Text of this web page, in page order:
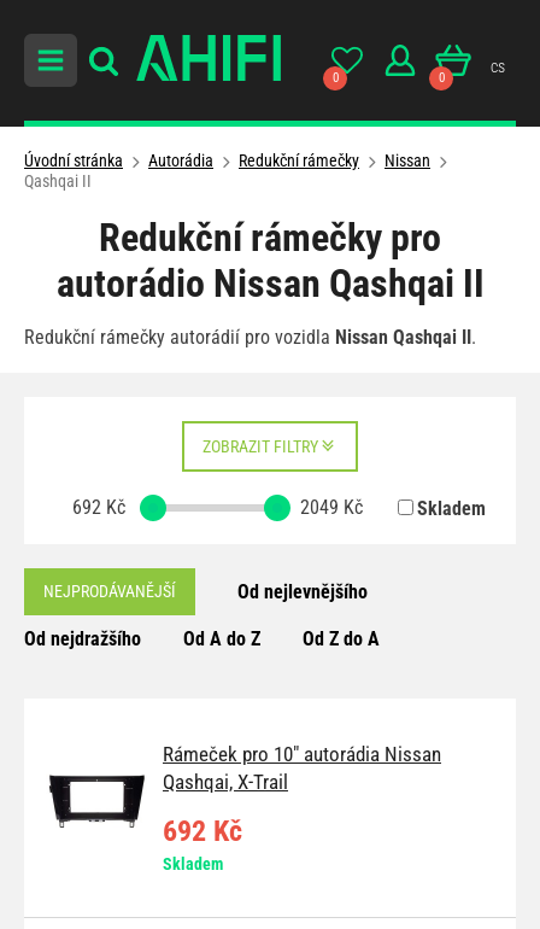
0 0
cs
Úvodní stránka Autorádia Redukční rámečky
Nissan
Qashqai II
Redukční rámečky pro
autorádio Nissan Qashqai II
Redukční rámečky autorádií pro vozidla Nissan Qashqai II.
ZOBRAZIT FILTRY
692 Kč 2049 Kč Skladem
NEJPRODÁVANĚJŠÍ Od nejlevnějšího
Od nejdražšího Od A do Z Od Z do A
Rámeček pro 10" autorádia Nissan
Qashqai, X-Trail
692 Kč
Skladem